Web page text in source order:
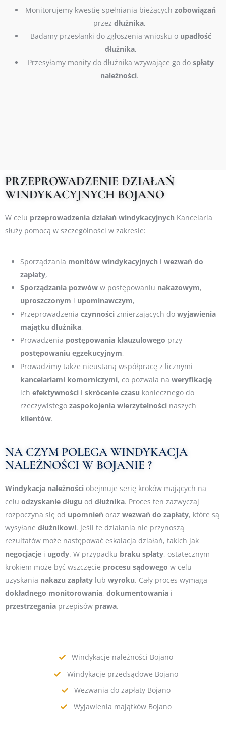
Monitorujemy kwestię spełniania bieżących zobowiązań
przez dłużnika,
Badamy przesłanki do zgłoszenia wniosku o upadłość
dłużnika,
Przesyłamy monity do dłużnika wzywające go do spłaty
należności.
PRZEPROWADZENIE DZIAŁAŃ
WINDYKACYJNYCH BOJANO
W celu przeprowadzenia działań windykacyjnych Kancelaria
służy pomocą w szczególności w zakresie:
Sporządzania monitów windykacyjnych i wezwań do
zapłaty,
Sporządzania pozwów w postępowaniu nakazowym,
uproszczonym i upominawczym,
Przeprowadzenia czynności zmierzających do wyjawienia
majątku dłużnika,
Prowadzenia postępowania klauzulowego przy
postępowaniu egzekucyjnym,
Prowadzimy także nieustaną współpracę z licznymi
kancelariami komorniczymi, co pozwala na weryfikację
ich efektywności i skrócenie czasu koniecznego do
rzeczywistego zaspokojenia wierzytelności naszych
klientów.
NA CZYM POLEGA WINDYKACJA
NALEŻNOŚCI W BOJANIE ?
Windykacja należności obejmuje serię kroków mających na
celu odzyskanie długu od dłużnika. Proces ten zazwyczaj
rozpoczyna się od upomnień oraz wezwań do zapłaty, które są
wysyłane dłużnikowi. Jeśli te działania nie przynoszą
rezultatów może następować eskalacja działań, takich jak
negocjacje i ugody. W przypadku braku spłaty, ostatecznym
krokiem może być wszczęcie procesu sądowego w celu
uzyskania nakazu zapłaty lub wyroku. Cały proces wymaga
dokładnego monitorowania, dokumentowania i
przestrzegania przepisów prawa.
Windykacje należności Bojano
Windykacje przedsądowe Bojano
Wezwania do zapłaty Bojano
Wyjawienia majątków Bojano